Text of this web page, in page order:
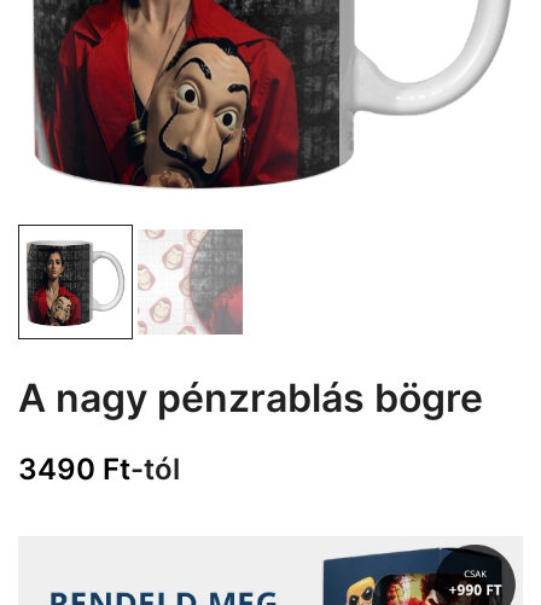
A nagy pénzrablás bögre
3490 Ft-tól